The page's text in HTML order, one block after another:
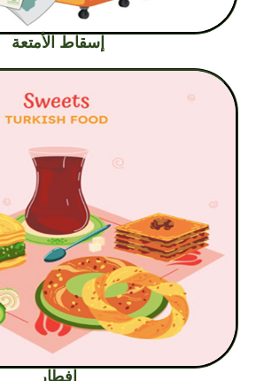
إسقاط الأمتعة
إفطار